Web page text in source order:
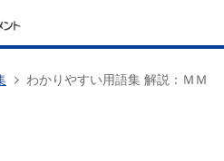
わかりやすい用語集 解説：ＭＭ